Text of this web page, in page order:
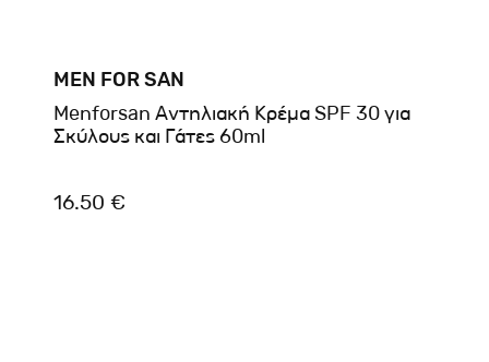
MEN FOR SAN
Menforsan Αντηλιακή Κρέμα SPF 30 για
Σκύλους και Γάτες 60ml
16.50 €